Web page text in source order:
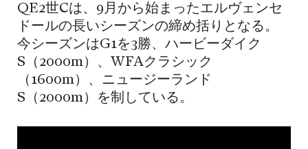
QE2世Cは、9月から始まったエルヴェンセ
ドールの長いシーズンの締め括りとなる。
今シーズンはG1を3勝、ハービーダイク
S（2000m）、WFAクラシック
（1600m）、ニュージーランド
S（2000m）を制している。